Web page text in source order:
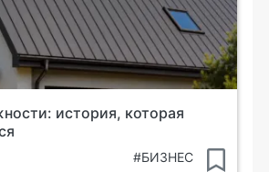
история, которая
#БИЗНЕС